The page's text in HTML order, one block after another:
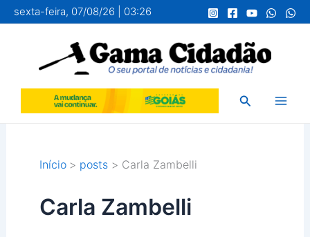
para
conteúdo
sexta-feira, 07/08/26 | 03:26
Pesquisar
Início posts Carla Zambelli
Carla Zambelli